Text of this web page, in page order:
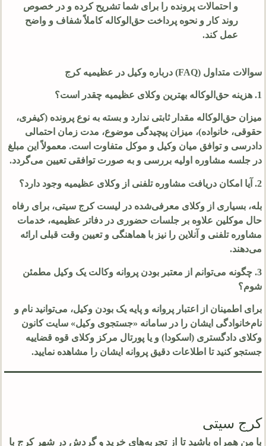
و احتمالات پرونده را برای شما تشریح کرده و در خصوص
روند کار و نحوه پرداخت حق‌الوکاله کاملاً شفاف و واضح
عمل کند.
سوالات متداول (FAQ) درباره وکیل در عظیمیه کرج
1. هزینه حق‌الوکاله بهترین وکلای عظیمیه چقدر است؟
میزان حق‌الوکاله مقدار ثابتی ندارد و بسته به نوع پرونده (کیفری،
حقوقی، خانواده)، میزان پیچیدگی موضوع، مدت زمان احتمالی
دادرسی و توافق میان وکیل و موکل متفاوت است. معمولاً این مبلغ
در جلسه مشاوره اولیه بررسی و به صورت توافقی تعیین می‌گردد.
2. آیا امکان دریافت مشاوره تلفنی از وکلای عظیمیه وجود دارد؟
بله، بسیاری از وکلای معرفی‌شده در لیست کرج سیتی، برای رفاه
حال موکلین علاوه بر جلسات حضوری در دفاتر عظیمیه، خدمات
مشاوره تلفنی و آنلاین را نیز با هماهنگی و تعیین وقت قبلی ارائه
می‌دهند.
3. چگونه می‌توانم از معتبر بودن پروانه وکالت یک وکیل مطمئن
شوم؟
برای اطمینان از اعتبار پروانه و پایه یک بودن وکیل، می‌توانید نام و
نام‌خانوادگی ایشان را در سامانه «جستجوی وکیل» سایت کانون
وکلای دادگستری (اسکودا) و یا پورتال مرکز وکلای قوه قضاییه
جستجو کنید تا اطلاعات دقیق پروانه ایشان را مشاهده نمایید.
کرج سیتی
با من همراه باشید تا از تجربه‌های خرید و گردش در شهر کرج با